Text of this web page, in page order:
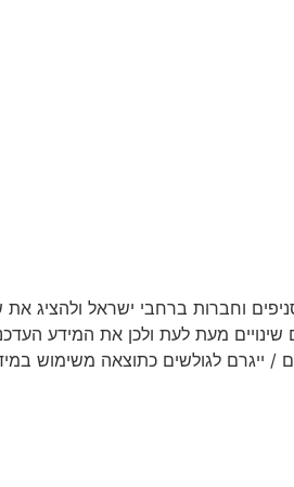
וחברות ברחבי ישראל ולהציג
מעת לעת ולכן את המידע
/ ייגרם לגולשים כתוצאה משימוש